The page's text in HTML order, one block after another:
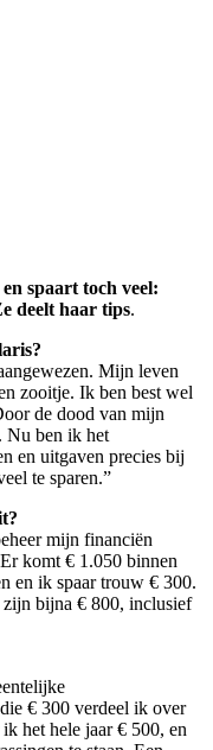
spaart toch veel:
deelt haar tips.
Mijn leven
zooitje. Ik ben best wel
de dood van mijn
Nu ben ik het
en uitgaven precies bij
te sparen.”
mijn financiën
komt € 1.050 binnen
en ik spaar trouw € 300.
bijna € 800, inclusief
€ 300 verdeel ik over
het hele jaar € 500, en